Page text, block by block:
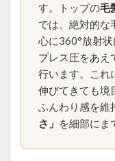
す。トップの毛
では、絶対的な
心に360°放射
プレス圧をあえ
行います。これ
伸びてきても境
ふんわり感を維
さ」 を細部にま
医療と美容の架け
回復美容と髪質研究
回復美容の起源
失敗のメカニズム
子供の縮毛矯正
当日予約
復